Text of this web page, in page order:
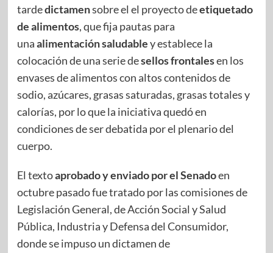
tardedictamensobre el el proyecto deetiquetado
de alimentos, que fija pautas para
unaalimentación saludabley establece la
colocación de una serie desellos frontalesen los
envases de alimentos con altos contenidos de
sodio, azúcares, grasas saturadas, grasas totales y
calorías, por lo que la iniciativa quedó en
condiciones de ser debatida por el plenario del
cuerpo.
El textoaprobado y enviado por el Senadoen
octubre pasado fue tratado por las comisiones de
Legislación General, de Acción Social y Salud
Pública, Industria y Defensa del Consumidor,
donde se impuso un dictamen de